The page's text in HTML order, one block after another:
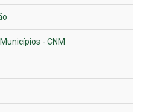
- CNM